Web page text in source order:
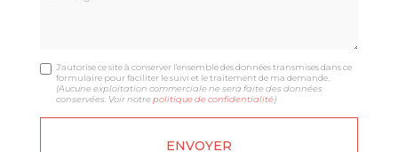
J'autorise ce site à conserver l'ensemble des données transmises dans ce
formulaire pour faciliter le suivi et le traitement de ma demande.
(Aucune exploitation commerciale ne sera faite des données
conservées. Voir notrepolitique de confidentialité)